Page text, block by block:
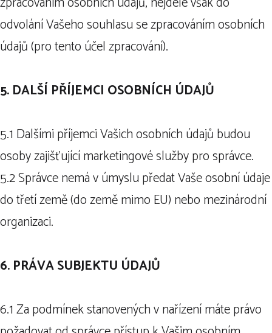
odvolání Vašeho souhlasu se zpracováním osobních
údajů (pro tento účel zpracování).
5. DALŠÍ PŘÍJEMCI OSOBNÍCH ÚDAJŮ
5.1 Dalšími příjemci Vašich osobních údajů budou
osoby zajišťující marketingové služby pro správce.
5.2 Správce nemá v úmyslu předat Vaše osobní údaje
do třetí země (do země mimo EU) nebo mezinárodní
organizaci.
6. PRÁVA SUBJEKTU ÚDAJŮ
6.1 Za podmínek stanovených v nařízení máte právo